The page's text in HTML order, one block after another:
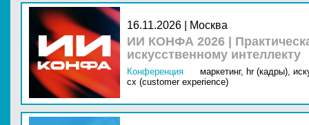
16.11.2026 | Москва
ИИ КОНФА 2026 |
искусственному интеллекту
Конференция маркетинг, hr (кадры),
cx (customer experience)